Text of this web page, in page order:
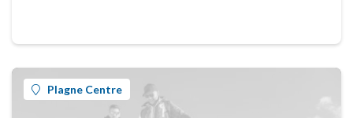
Plagne Centre